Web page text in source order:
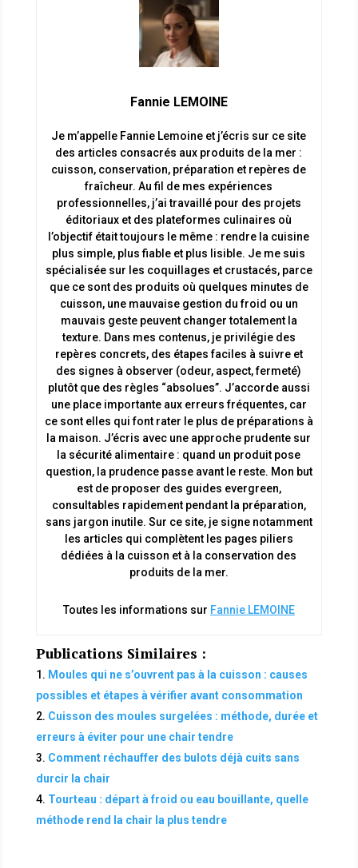
Fannie LEMOINE
Je m’appelle Fannie Lemoine et j’écris sur ce site
des articles consacrés aux produits de la mer :
cuisson, conservation, préparation et repères de
fraîcheur. Au fil de mes expériences
professionnelles, j’ai travaillé pour des projets
éditoriaux et des plateformes culinaires où
l’objectif était toujours le même : rendre la cuisine
plus simple, plus fiable et plus lisible. Je me suis
spécialisée sur les coquillages et crustacés, parce
que ce sont des produits où quelques minutes de
cuisson, une mauvaise gestion du froid ou un
mauvais geste peuvent changer totalement la
texture. Dans mes contenus, je privilégie des
repères concrets, des étapes faciles à suivre et
des signes à observer (odeur, aspect, fermeté)
plutôt que des règles “absolues”. J’accorde aussi
une place importante aux erreurs fréquentes, car
ce sont elles qui font rater le plus de préparations à
la maison. J’écris avec une approche prudente sur
la sécurité alimentaire : quand un produit pose
question, la prudence passe avant le reste. Mon but
est de proposer des guides evergreen,
consultables rapidement pendant la préparation,
sans jargon inutile. Sur ce site, je signe notamment
les articles qui complètent les pages piliers
dédiées à la cuisson et à la conservation des
produits de la mer.
Toutes les informations sur Fannie LEMOINE
Publications Similaires :
Moules qui ne s’ouvrent pas à la cuisson : causes
possibles et étapes à vérifier avant consommation
Cuisson des moules surgelées : méthode, durée et
erreurs à éviter pour une chair tendre
Comment réchauffer des bulots déjà cuits sans
durcir la chair
Tourteau : départ à froid ou eau bouillante, quelle
méthode rend la chair la plus tendre